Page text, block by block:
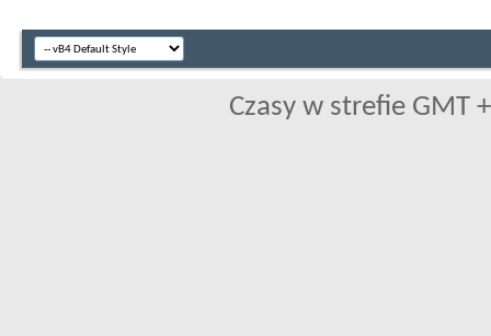
Czasy w strefie GMT